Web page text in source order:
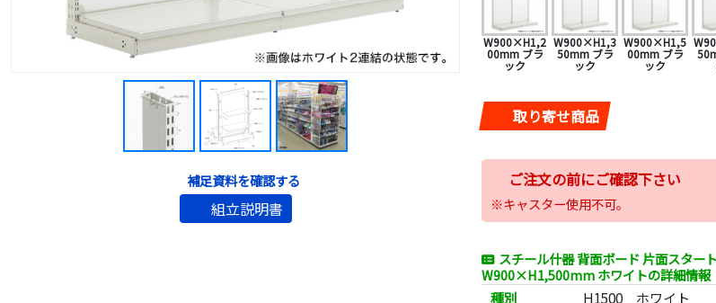
W900×H1,2
00mm ブラ
ック
W900×H1,3
50mm ブラ
ック
W900×H1,5
00mm ブラ
ック
取り寄せ商品
ご注文の前にご確認下さい
※キャスター使用不可。
スチール什器 背面ボード 片面スター
W900×H1,500mm ホワイトの詳細情報
種別
H1500 ホワイト
補足資料を確認する
組立説明書